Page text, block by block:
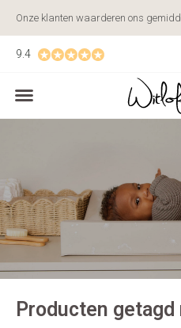
9.4
Onze klanten waarderen ons
Producten